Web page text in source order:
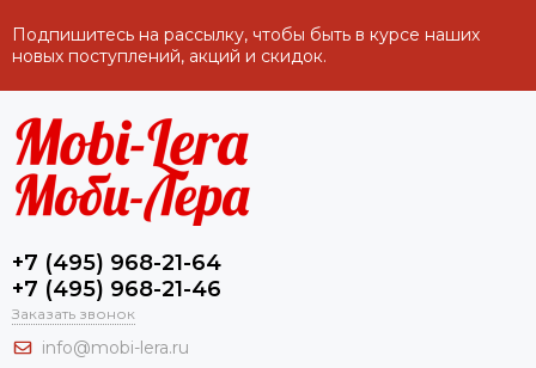
Подпишитесь на рассылку, чтобы быть в курсе наших
новых поступлений, акций и скидок.
+7 (495) 968-21-64
+7 (495) 968-21-46
Заказать звонок
info@mobi-lera.ru